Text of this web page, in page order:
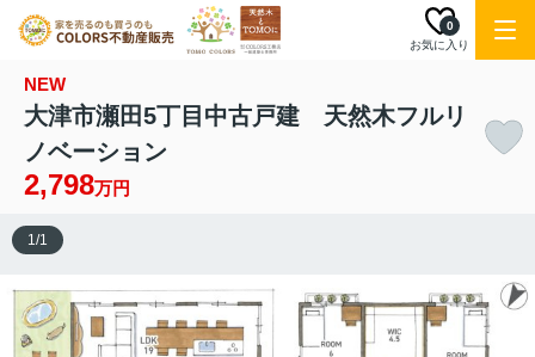
お気に入り
0
NEW
大津市瀬田5丁目中古戸建 天然木フルリ
ノベーション
2,798万円
1/1